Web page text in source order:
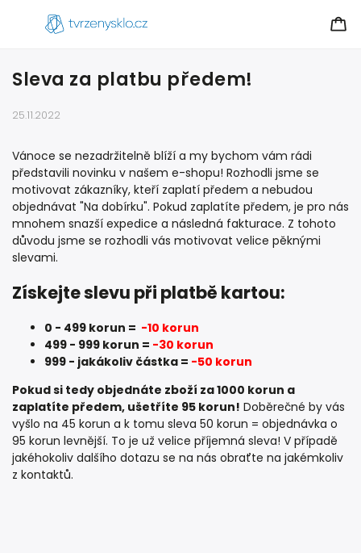
Sleva za platbu předem!
25.11.2022
Vánoce se nezadržitelně blíží a my bychom vám rádi
představili novinku v našem e-shopu! Rozhodli jsme se
motivovat zákazníky, kteří zaplatí předem a nebudou
objednávat "Na dobírku". Pokud zaplatíte předem, je pro nás
mnohem snazší expedice a následná fakturace. Z tohoto
důvodu jsme se rozhodli vás motivovat velice pěknými
slevami.
Získejte slevu při platbě kartou:
0 - 499 korun = -10 korun
499 - 999 korun = -30 korun
999 - jakákoliv částka = -50 korun
Pokud si tedy objednáte zboží za 1000 korun a
zaplatíte předem, ušetříte 95 korun! Doběrečné by vás
vyšlo na 45 korun a k tomu sleva 50 korun = objednávka o
95 korun levnější. To je už velice příjemná sleva! V případě
jakéhokoliv dalšího dotazu se na nás obraťte na jakémkoliv
z kontaktů.